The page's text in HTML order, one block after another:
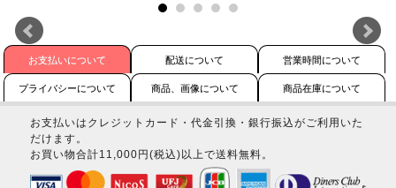
お支払いについて 配送について 営業時間について
プライバシーについて 商品、画像について 商品在庫について
お支払いはクレジットカード・代金引換・銀行振込がご利用いた
だけます。
お買い物合計11,000円(税込)以上で送料無料。